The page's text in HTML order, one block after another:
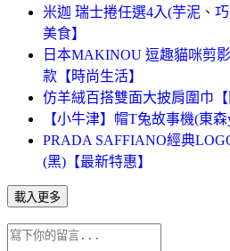
米迦 瑞士捲任選4入(芋泥、
美食】
日本MAKINOU 逗趣貓咪剪
款【時尚生活】
仿羊絨百搭雙面大披肩圍巾【
【小牛津】帽T兔故事機(東
PRADA SAFFIANO經典
(黑)【最新特惠】
載入更多